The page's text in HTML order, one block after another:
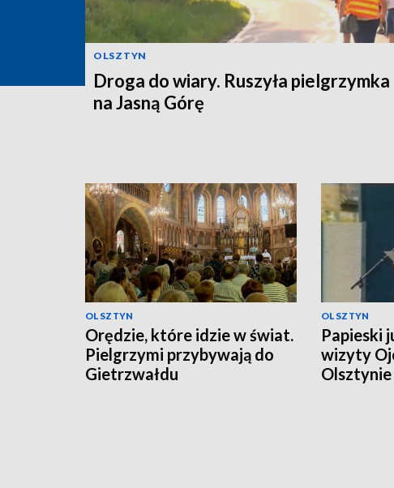
OLSZTYN
Droga do wiary. Ruszyła pielgrzymka
na Jasną Górę
OLSZTYN
Orędzie, które idzie w świat.
Pielgrzymi przybywają do
Gietrzwałdu
OLSZTYN
Papieski
wizyty
Olsztynie